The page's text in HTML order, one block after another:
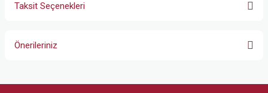
Taksit Seçenekleri
Önerileriniz